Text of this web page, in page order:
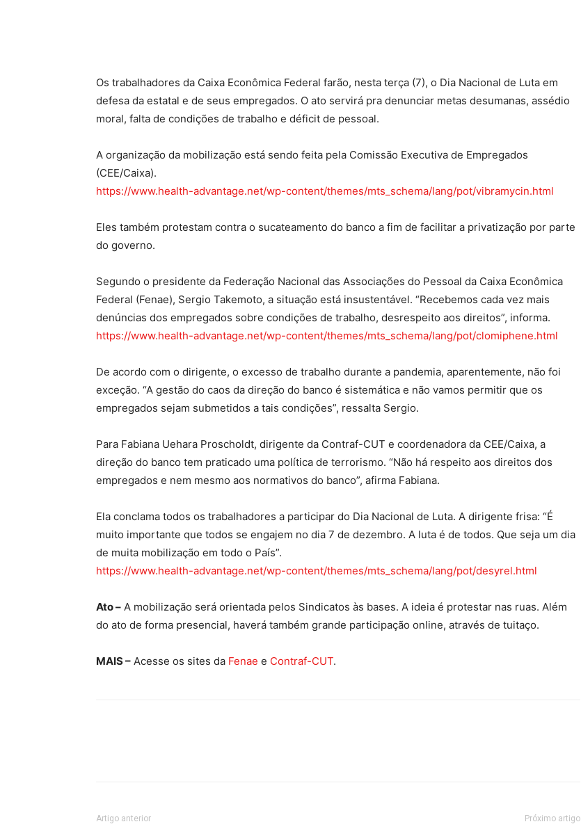
Os trabalhadores da Caixa Econômica Federal farão, nesta terça (7), o Dia Nacional de Luta em
defesa da estatal e de seus empregados. O ato servirá pra denunciar metas desumanas, assédio
moral, falta de condições de trabalho e déficit de pessoal.
A organização da mobilização está sendo feita pela Comissão Executiva de Empregados
(CEE/Caixa).
https://www.health-advantage.net/wp-content/themes/mts_schema/lang/pot/vibramycin.html
Eles também protestam contra o sucateamento do banco a fim de facilitar a privatização por parte
do governo.
Segundo o presidente da Federação Nacional das Associações do Pessoal da Caixa Econômica
Federal (Fenae), Sergio Takemoto, a situação está insustentável. “Recebemos cada vez mais
denúncias dos empregados sobre condições de trabalho, desrespeito aos direitos”, informa.
https://www.health-advantage.net/wp-content/themes/mts_schema/lang/pot/clomiphene.html
De acordo com o dirigente, o excesso de trabalho durante a pandemia, aparentemente, não foi
exceção. “A gestão do caos da direção do banco é sistemática e não vamos permitir que os
empregados sejam submetidos a tais condições”, ressalta Sergio.
Para Fabiana Uehara Proscholdt, dirigente da Contraf-CUT e coordenadora da CEE/Caixa, a
direção do banco tem praticado uma política de terrorismo. “Não há respeito aos direitos dos
empregados e nem mesmo aos normativos do banco”, afirma Fabiana.
Ela conclama todos os trabalhadores a participar do Dia Nacional de Luta. A dirigente frisa: “É
muito importante que todos se engajem no dia 7 de dezembro. A luta é de todos. Que seja um dia
de muita mobilização em todo o País”.
https://www.health-advantage.net/wp-content/themes/mts_schema/lang/pot/desyrel.html
Ato – A mobilização será orientada pelos Sindicatos às bases. A ideia é protestar nas ruas. Além
do ato de forma presencial, haverá também grande participação online, através de tuitaço.
MAIS – Acesse os sites da Fenae e Contraf-CUT.
Artigo anterior Próximo artigo